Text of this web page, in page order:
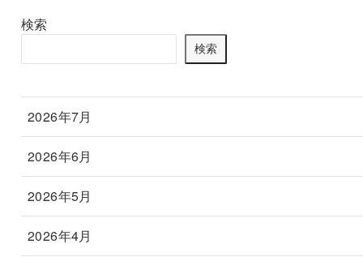
検索
検索
2026年7月
2026年6月
2026年5月
2026年4月